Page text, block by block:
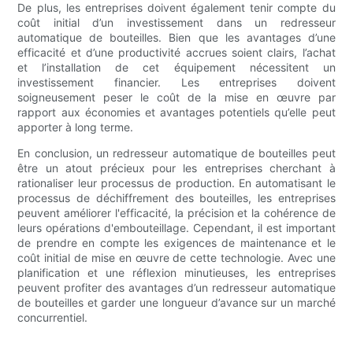
De plus, les entreprises doivent également tenir compte du
coût initial d’un investissement dans un redresseur
automatique de bouteilles. Bien que les avantages d’une
efficacité et d’une productivité accrues soient clairs, l’achat
et l’installation de cet équipement nécessitent un
investissement financier. Les entreprises doivent
soigneusement peser le coût de la mise en œuvre par
rapport aux économies et avantages potentiels qu’elle peut
apporter à long terme.
En conclusion, un redresseur automatique de bouteilles peut
être un atout précieux pour les entreprises cherchant à
rationaliser leur processus de production. En automatisant le
processus de déchiffrement des bouteilles, les entreprises
peuvent améliorer l'efficacité, la précision et la cohérence de
leurs opérations d'embouteillage. Cependant, il est important
de prendre en compte les exigences de maintenance et le
coût initial de mise en œuvre de cette technologie. Avec une
planification et une réflexion minutieuses, les entreprises
peuvent profiter des avantages d’un redresseur automatique
de bouteilles et garder une longueur d’avance sur un marché
concurrentiel.